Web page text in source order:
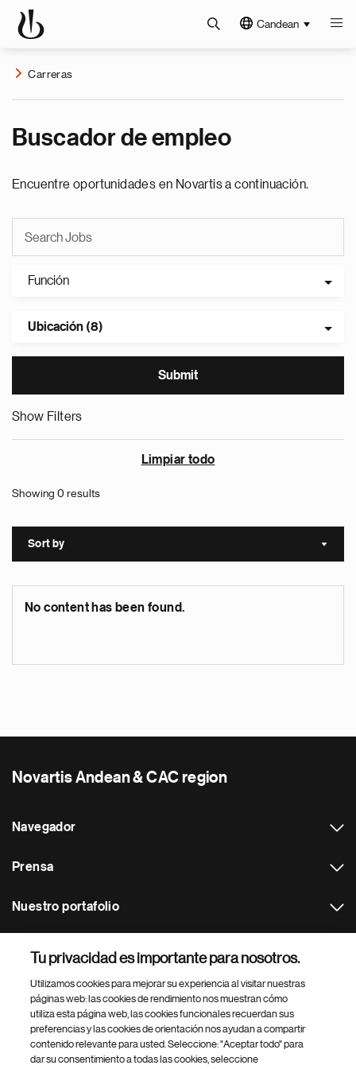
Candean
Carreras
Buscador de empleo
Encuentre oportunidades en Novartis a continuación.
Función
Ubicación (8)
Show Filters
Limpiar todo
Showing 0 results
Sort by Sort
No content has been found.
Novartis Andean & CAC region
Navegador
Prensa
Nuestro portafolio
Footer Site Search
Tu privacidad es importante para nosotros.
Utilizamos cookies para mejorar su experiencia al visitar nuestras
páginas web: las cookies de rendimiento nos muestran cómo
utiliza esta página web, las cookies funcionales recuerdan sus
preferencias y las cookies de orientación nos ayudan a compartir
contenido relevante para usted. Seleccione: "Aceptar todo" para
dar su consentimiento a todas las cookies, seleccione